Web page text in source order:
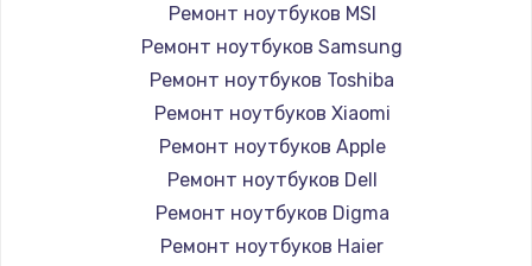
Ремонт ноутбуков MSI
Ремонт ноутбуков Samsung
Ремонт ноутбуков Toshiba
Ремонт ноутбуков Xiaomi
Ремонт ноутбуков Apple
Ремонт ноутбуков Dell
Ремонт ноутбуков Digma
Ремонт ноутбуков Haier